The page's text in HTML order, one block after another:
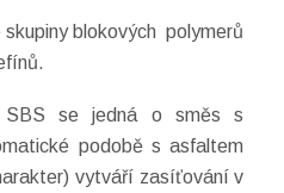
blokových polymerů
SBS se jedná o směs s
podobě s asfaltem
vytváří zasíťování v